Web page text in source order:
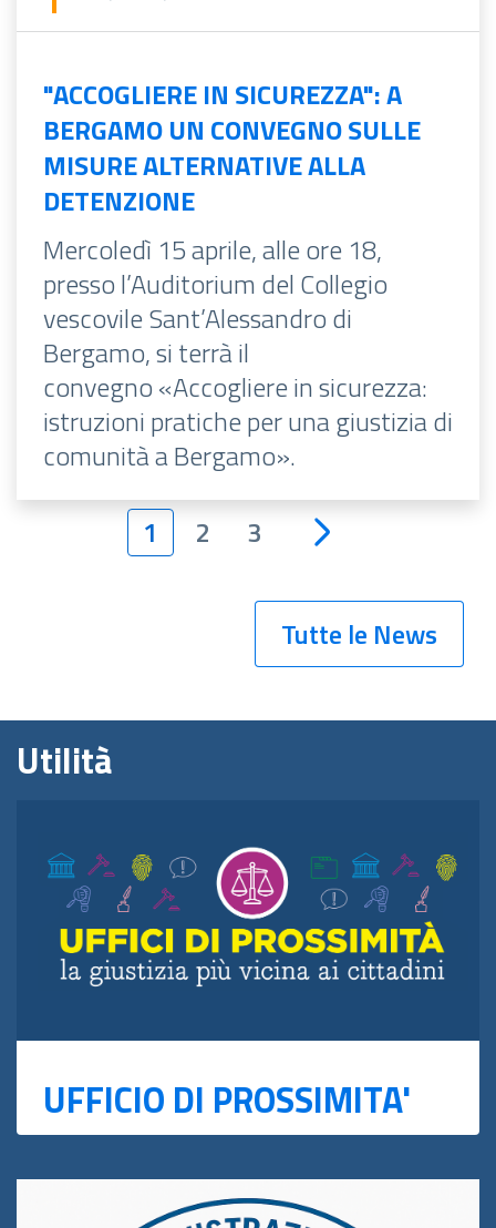
"ACCOGLIERE IN SICUREZZA": A
BERGAMO UN CONVEGNO SULLE
MISURE ALTERNATIVE ALLA
DETENZIONE
Mercoledì 15 aprile, alle ore 18,
presso l’Auditorium del Collegio
vescovile Sant’Alessandro di
Bergamo, si terrà il
convegno «Accogliere in sicurezza:
istruzioni pratiche per una giustizia di
comunità a Bergamo».
1
2 3
Tutte le News
Utilità
UFFICIO DI PROSSIMITA'